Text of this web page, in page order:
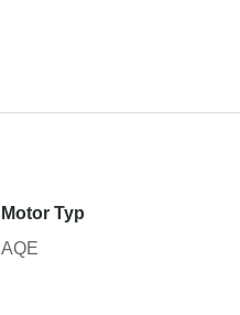
Motor Typ
AQE